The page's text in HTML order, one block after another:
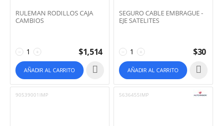
RULEMAN RODILLOS CAJA
CAMBIOS
+
− $1,514
AÑADIR AL CARRITO
SEGURO CABLE EMBRAGUE -
EJE SATELITES
+
− $30
AÑADIR AL CARRITO
90539001IMP 5636455IMP